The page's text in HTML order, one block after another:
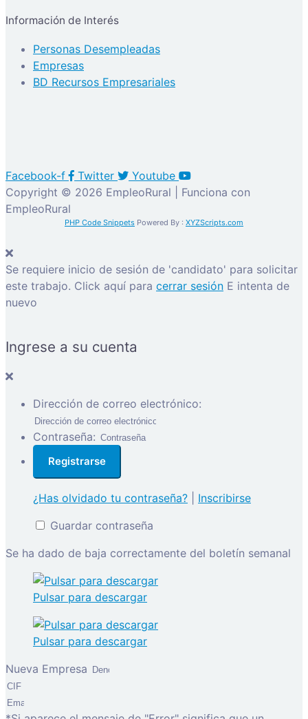
Información de Interés
Personas Desempleadas
Empresas
BD Recursos Empresariales
Facebook-f Twitter
Youtube
Copyright © 2026 EmpleoRural | Funciona con
EmpleoRural
PHP Code Snippets Powered By : XYZScripts.com
Se requiere inicio de sesión de 'candidato' para solicitar
este trabajo. Click aquí para cerrar sesión E intenta de
nuevo
Ingrese a su cuenta
Dirección de correo electrónico:
Contraseña:
¿Has olvidado tu contraseña?
Inscribirse
Guardar contraseña
Se ha dado de baja correctamente del boletín semanal
Pulsar para descargar
Pulsar para descargar
Nueva Empresa